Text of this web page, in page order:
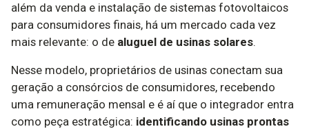
além da venda e instalação de sistemas fotovoltaicos
para consumidores finais, há um mercado cada vez
mais relevante: o de aluguel de usinas solares.
Nesse modelo, proprietários de usinas conectam sua
geração a consórcios de consumidores, recebendo
uma remuneração mensal e é aí que o integrador entra
como peça estratégica: identificando usinas prontas